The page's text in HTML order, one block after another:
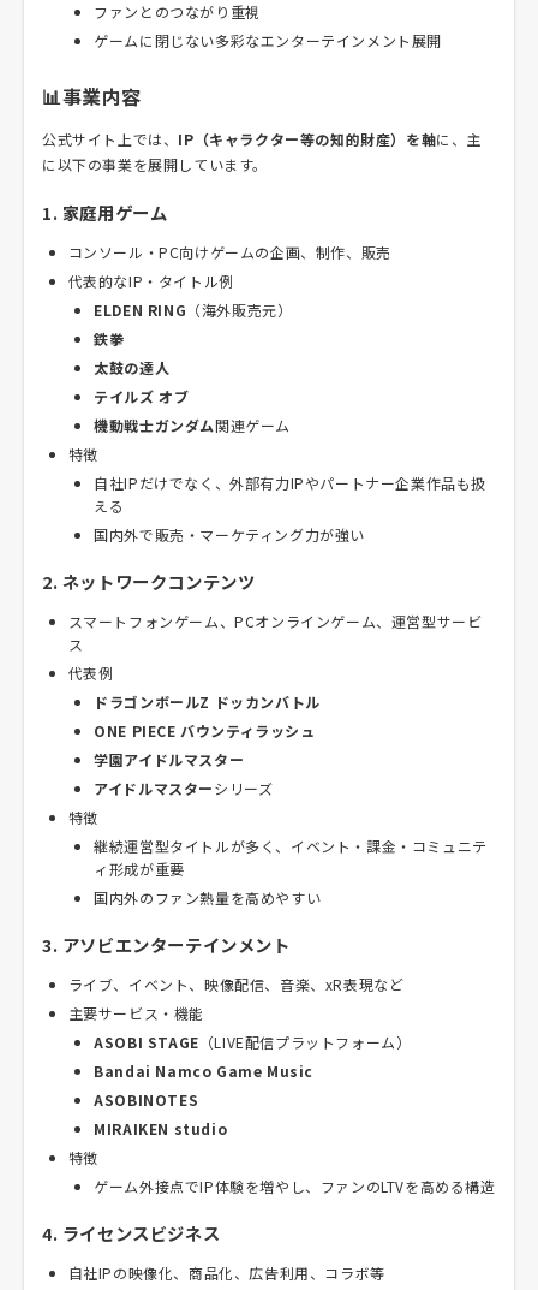
ファンとのつながり重視
ゲームに閉じない多彩なエンターテインメント展開
📊事業内容
公式サイト上では、 IP（キャラクター等の知的財産）を軸に、主
に以下の事業を展開しています。
1. 家庭用ゲーム
コンソール・PC向けゲームの企画、制作、販売
代表的なIP・タイトル例
ELDEN RING （海外販売元）
鉄拳
太鼓の達人
テイルズ オブ
機動戦士ガンダム関連ゲーム
特徴
自社IPだけでなく、外部有力IPやパートナー企業作品も扱
える
国内外で販売・マーケティング力が強い
2. ネットワークコンテンツ
スマートフォンゲーム、PCオンラインゲーム、運営型サービ
ス
代表例
ドラゴンボールZ ドッカンバトル
ONE PIECE バウンティラッシュ
学園アイドルマスター
アイドルマスターシリーズ
特徴
継続運営型タイトルが多く、イベント・課金・コミュニテ
ィ形成が重要
国内外のファン熱量を高めやすい
3. アソビエンターテインメント
ライブ、イベント、映像配信、音楽、xR表現など
主要サービス・機能
ASOBI STAGE （LIVE配信プラットフォーム）
Bandai Namco Game Music
ASOBINOTES
MIRAIKEN studio
特徴
ゲーム外接点でIP体験を増やし、ファンのLTVを高める構造
4. ライセンスビジネス
自社IPの映像化、商品化、広告利用、コラボ等